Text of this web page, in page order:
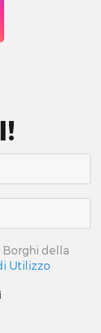
Borghi della
Utilizzo